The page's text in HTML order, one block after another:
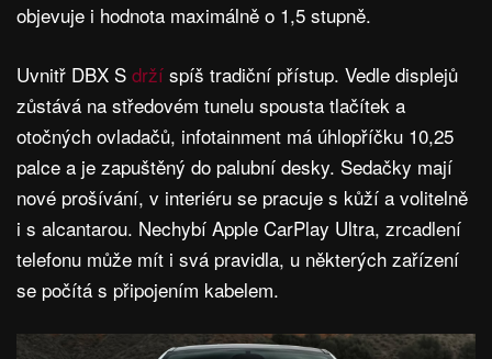
objevuje i hodnota maximálně o 1,5 stupně.
Uvnitř DBX S drží spíš tradiční přístup. Vedle displejů
zůstává na středovém tunelu spousta tlačítek a
otočných ovladačů, infotainment má úhlopříčku 10,25
palce a je zapuštěný do palubní desky. Sedačky mají
nové prošívání, v interiéru se pracuje s kůží a volitelně
i s alcantarou. Nechybí Apple CarPlay Ultra, zrcadlení
telefonu může mít i svá pravidla, u některých zařízení
se počítá s připojením kabelem.